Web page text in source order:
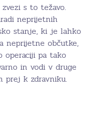
s to težavo.
neprijetnih
stanje, ki je lahko
neprijetne občutke,
operaciji pa tako
in vodi v druge
prej k zdravniku.